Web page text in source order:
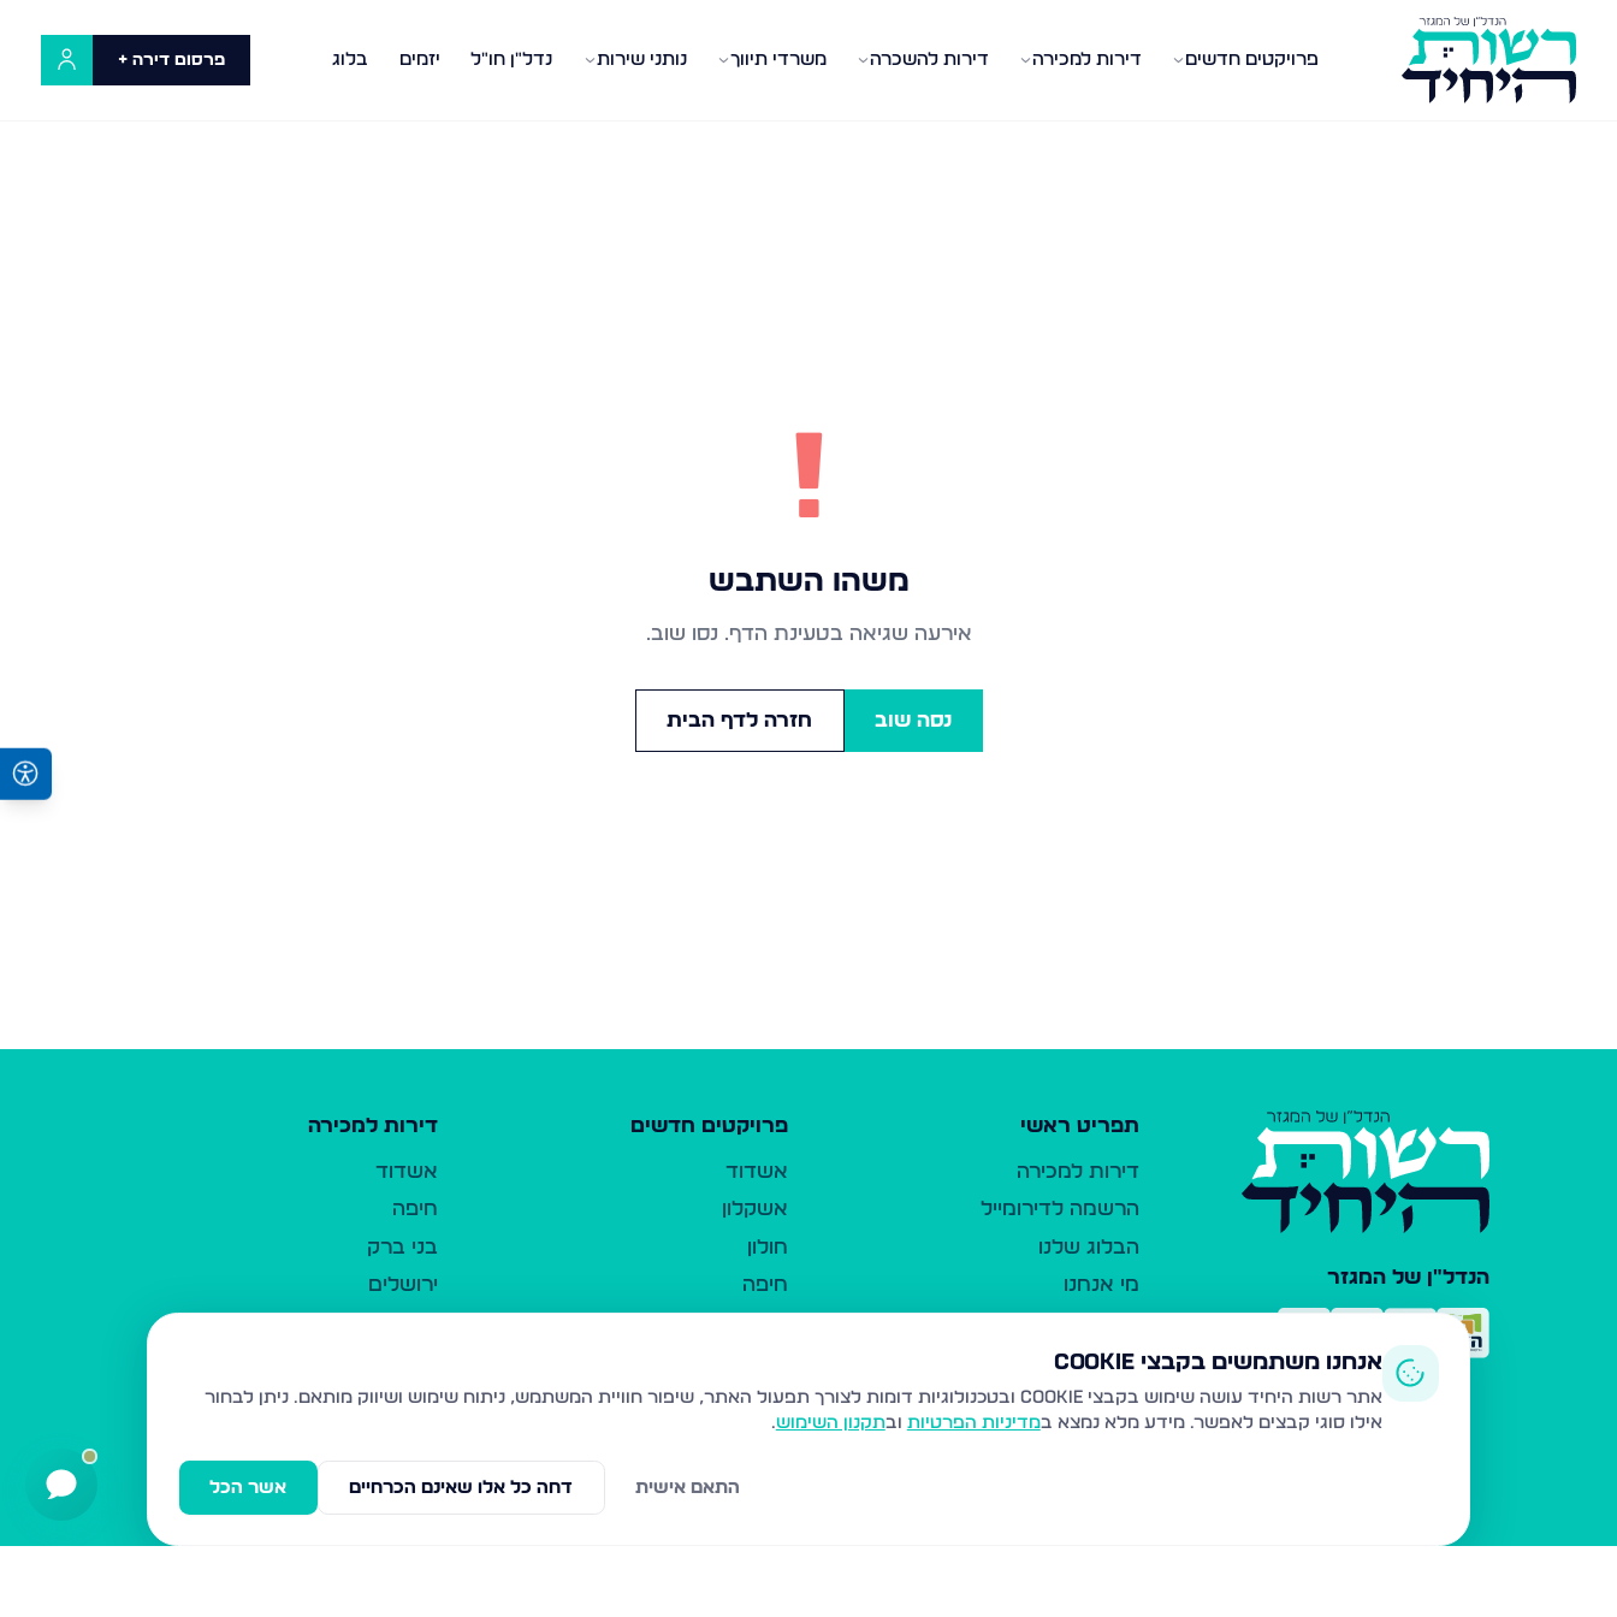
פרויקטים חדשים דירות למכירה דירות להשכרה משרדי תיווך נותני שירות נדל"ן חו"ל יזמים בלוג פרסום דירה +
!
משהו השתבש
אירעה שגיאה בטעינת הדף. נסו שוב.
נסה שוב חזרה לדף הבית
הנדל"ן של המגזר
תפריט ראשי
דירות למכירה
הרשמה לדירומייל
הבלוג שלנו
מי אנחנו
כלי עזר
פרסום ברשות היחיד
משרדי תיווך
פרויקטים חדשים
אשדוד
אשקלון
חולון
חיפה
נהריה
עמנואל
דירות למכירה
אשדוד
חיפה
בני ברק
ירושלים
בית שמש
ביתר עילית
אנחנו משתמשים בקבצי Cookie
אתר רשות היחיד עושה שימוש בקבצי Cookie ובטכנולוגיות דומות לצורך תפעול האתר, שיפור חוויית המשתמש, ניתוח שימוש ושיווק מותאם.
ניתן לבחור
אילו סוגי קבצים לאפשר. מידע מלא נמצא במדיניות הפרטיות ובתקנון השימוש.
אשר הכל דחה כל אלו שאינם הכרחיים התאם אישית